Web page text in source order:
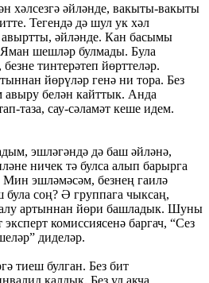
хәлсезгә әйләнде, вакыты-вакыты
Тегендә дә шул ук хәл
авыртты, әйләнде. Кан басымы
Яман шешләр булмады. Була
тинтерәтеп йөрттеләр.
йөрүләр генә ни тора. Без
авыру белән кайттык. Анда
таза, сау-сәламәт кеше идем.
эшләгәндә дә баш әйләнә,
ничек тә булса алып барырга
Мин эшләмәсәм, безнең гаилә
була соң? Ә группага чыксаң,
алу артыннан йөри башладык. Шуны
комиссиясенә баргач, “Сез
диделәр.
тиеш булган. Без бит
калдык. Без ул акча